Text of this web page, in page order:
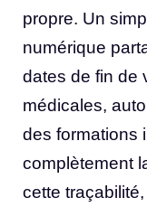
propre. Un
numérique
dates de fin de
médicales,
des formations
complètement
cette